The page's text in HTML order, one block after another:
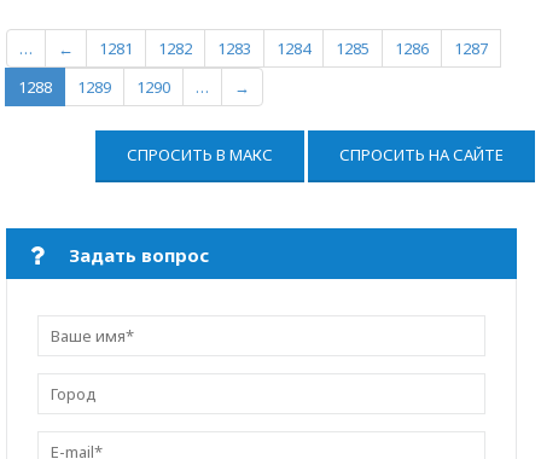
… ← 1281 1282 1283 1284 1285 1286
1287
1288
1289 1290 … →
СПРОСИТЬ В МАКС СПРОСИТЬ НА САЙТЕ
Задать вопрос